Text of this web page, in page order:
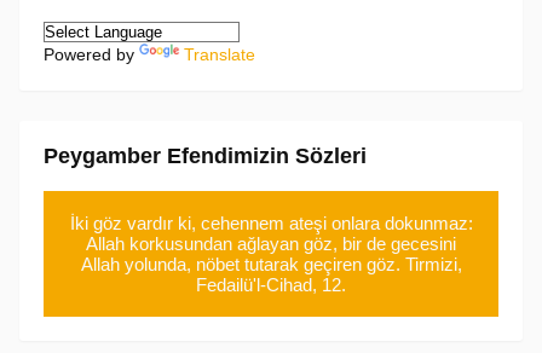
Powered by Translate
Peygamber Efendimizin Sözleri
İki göz vardır ki, cehennem ateşi onlara dokunmaz:
Allah korkusundan ağlayan göz, bir de gecesini
Allah yolunda, nöbet tutarak geçiren göz. Tirmizi,
Fedailü'l-Cihad, 12.